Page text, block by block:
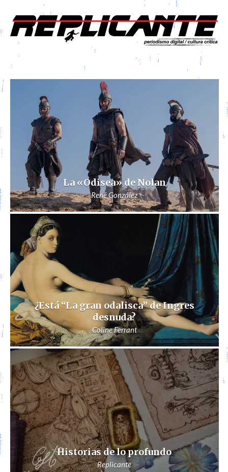
La «Odisea» de Nolan
René González
¿Está “La gran odalisca” de Ingres
desnuda?
Coline Ferrant
Historias de lo profundo
Replicante